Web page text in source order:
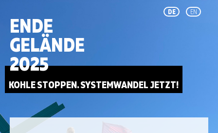
DE EN
ENDE
GELÄNDE
2025
KOHLE STOPPEN. SYSTEMWANDEL JETZT!